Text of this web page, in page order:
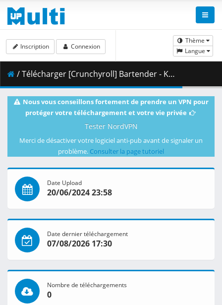
Thème
Langue
Inscription Connexion
/ Télécharger [Crunchyroll] Bartender - Kami no Glass - 02 [720p][Multiple Subtitle].mkv.001 ( 357.49 MB )
Nous vous conseillons fortement de prendre un VPN pour
protéger votre téléchargement et votre vie privée
Tester NordVPN
Merci de désactiver votre logiciel anti-pub avant de signaler un
problème. Consulter la page tutoriel
Date Upload
20/06/2024 23:58
Date dernier téléchargement
07/08/2026 17:30
Nombre de téléchargements
0